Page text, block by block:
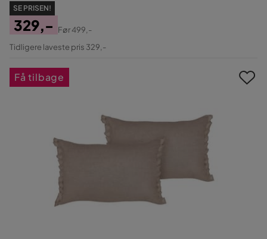
SE PRISEN!
Pris
329,-
Original
Før499,-
Tidligere laveste pris 329,-
Få tilbage